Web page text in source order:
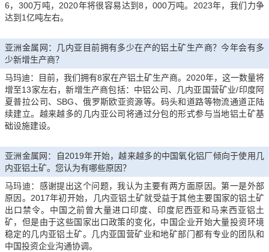
6，300万吨，2020年将很容易达到8，000万吨。2023年，我们力争
达到1亿吨左右。
亚洲金属网：几内亚目前拥有多少在产的铝土矿生产商？今年会有多
少新增生产商？
马玛迪：目前，我们拥有8家在产铝土矿生产商。2020年，这一数量将
增至13家左右，新增生产商包括：中铝公司、几内亚国营矿业/印度阿
夏普拉公司、SBG、俄罗斯欧亚资源等。码头和道路等物流通道正陆
续建立。越来越多的几内亚公司将通过分包的形式参与当地铝土矿基
础设施建设。
亚洲金属网：自2019年开始，越来越多的中国氧化铝厂倾向于使用几
内亚铝土矿。您认为有哪些原因？
马玛迪：感谢提出这个问题，我认为主要有两方面原因。第一是外部
原因。2017年初开始，几内亚铝土矿就受益于其他主要国家的铝土矿
出口禁令。中国之前曾大量进口印度、印度尼西亚和马来西亚铝土
矿，但是由于这些国家出口政策的变化，中国企业开始大量投资环境
稳定的几内亚铝土矿。几内亚国营矿业和地矿部门都有专业的团队和
中国投资企业沟通协调。